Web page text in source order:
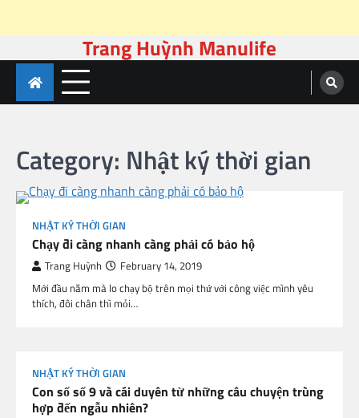
to
content
Trang Huỳnh Manulife
Category: Nhật ký thời gian
NHẬT KÝ THỜI GIAN
Chạy đi càng nhanh càng phải có bảo hộ
Trang Huỳnh February 14, 2019
Mới đầu năm mà lo chạy bộ trên mọi thứ với công việc mình yêu
thích, đôi chân thì mỏi…
NHẬT KÝ THỜI GIAN
Con số số 9 và cái duyên từ những câu chuyện trùng
hợp đến ngẫu nhiên?